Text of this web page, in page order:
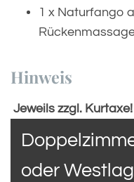
1 x Naturfango
Hinweis
Jeweils zzgl. Kurtaxe!
oder